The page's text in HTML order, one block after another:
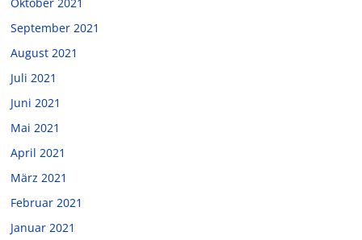
Oktober 2021
September 2021
August 2021
Juli 2021
Juni 2021
Mai 2021
April 2021
März 2021
Februar 2021
Januar 2021